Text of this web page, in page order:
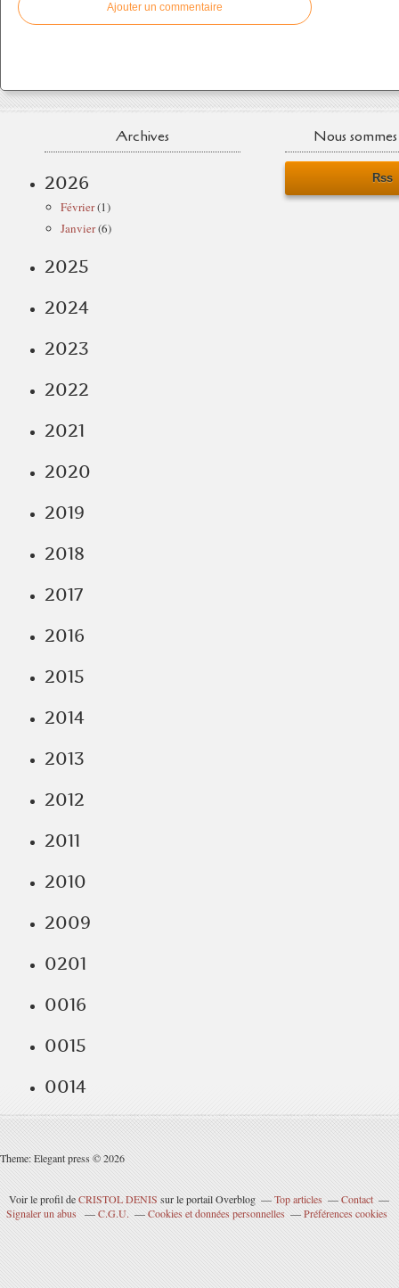
Ajouter un commentaire
Archives
2026
Février(1)
Janvier(6)
2025
2024
2023
2022
2021
2020
2019
2018
2017
2016
2015
2014
2013
2012
2011
2010
2009
0201
0016
0015
0014
Nous
Rss
Theme: Elegant press © 2026
Voir le profil deCRISTOL DENIS sur le portail Overblog Top articles
Contact
Signaler un abus
C.G.U. Cookies et données personnelles Préférences cookies